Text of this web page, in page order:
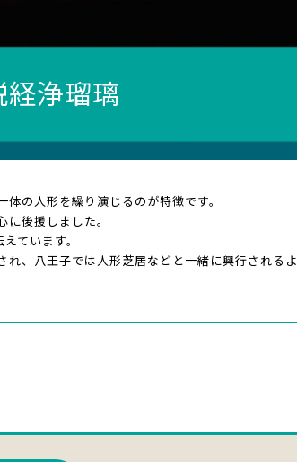
浄瑠璃
の人形を繰り演じるのが特徴です。
後援しました。
ています。
、八王子では人形芝居などと一緒に興行されるよ